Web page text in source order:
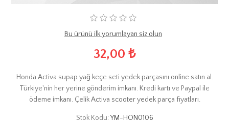
Bu ürünü ilk yorumlayan siz olun
32,00 ₺
Honda Activa supap yağ keçe seti yedek parçasını online satın al.
Türkiye'nin her yerine gönderim imkanı. Kredi kartı ve Paypal ile
ödeme imkanı. Çelik Activa scooter yedek parça fiyatları.
Stok Kodu:YM-HON0106